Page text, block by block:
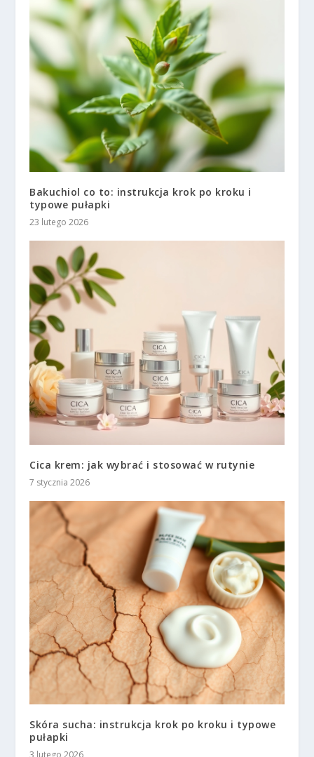
Bakuchiol co to: instrukcja krok po kroku i
typowe pułapki
23 lutego 2026
Cica krem: jak wybrać i stosować w rutynie
7 stycznia 2026
Skóra sucha: instrukcja krok po kroku i typowe
pułapki